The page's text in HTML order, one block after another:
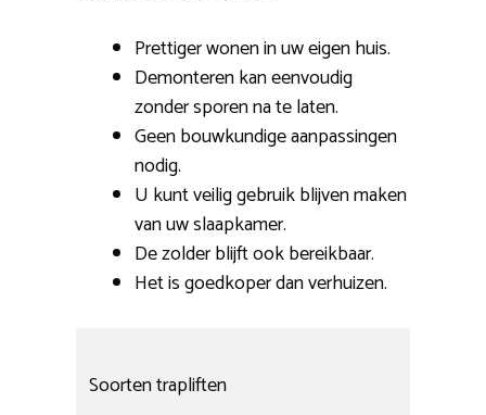
Prettiger wonen in uw eigen huis.
Demonteren kan eenvoudig
zonder sporen na te laten.
Geen bouwkundige aanpassingen
nodig.
U kunt veilig gebruik blijven maken
van uw slaapkamer.
De zolder blijft ook bereikbaar.
Het is goedkoper dan verhuizen.
Soorten trapliften